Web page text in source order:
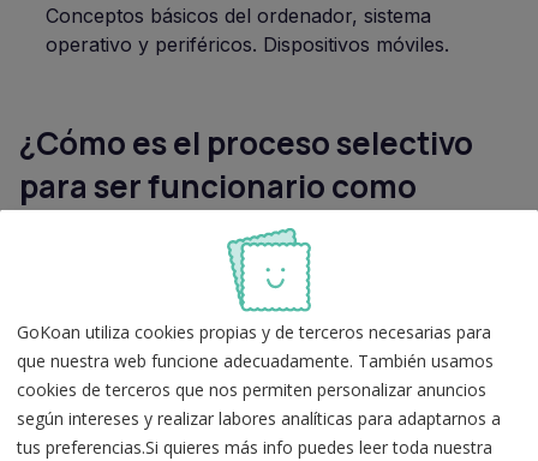
Conceptos básicos del ordenador, sistema
operativo y periféricos. Dispositivos móviles.
¿Cómo es el proceso selectivo
para ser funcionario como
Subalterno de Gestión Sanitaria
Pues mira, el sistema selectivo empleado es el de
concurso-oposición; por lo tanto, el proceso se
compone de dos fases diferenciadas:
Oposición.
GoKoan utiliza cookies propias y de terceros necesarias para
que nuestra web funcione adecuadamente. También usamos
cookies de terceros que nos permiten personalizar anuncios
según intereses y realizar labores analíticas para adaptarnos a
tus preferencias.Si quieres más info puedes leer toda nuestra